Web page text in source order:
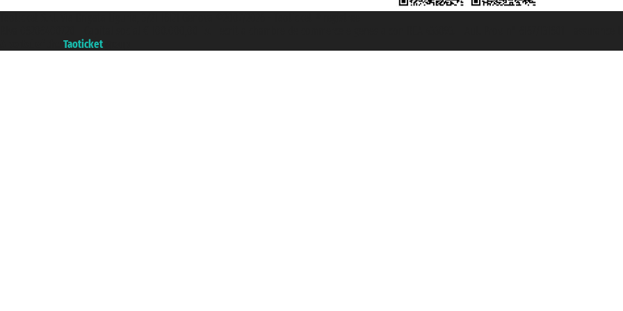
Taoticket